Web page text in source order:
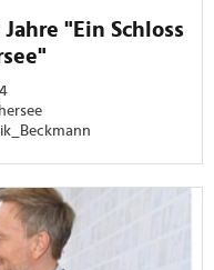
"Ein Schloss